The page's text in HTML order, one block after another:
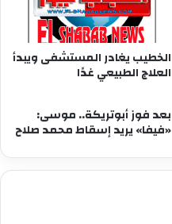
الخطيب يغادر المستشفى ويبدأ
العلاج الطبيعي غدًا
بعد فوز أبوتريكة.. موسى:
«فيفا» يريد إسقاط محمد صلاح